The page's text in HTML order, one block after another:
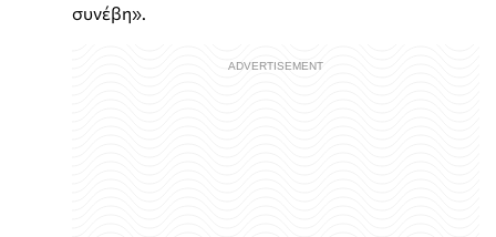
συνέβη».